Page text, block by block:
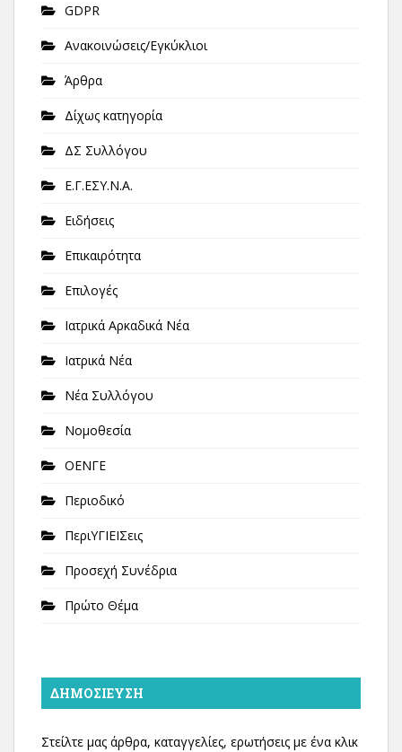
GDPR
Ανακοινώσεις/Εγκύκλιοι
Άρθρα
Δίχως κατηγορία
ΔΣ Συλλόγου
Ε.Γ.ΕΣΥ.Ν.Α.
Ειδήσεις
Επικαιρότητα
Επιλογές
Ιατρικά Αρκαδικά Νέα
Ιατρικά Νέα
Νέα Συλλόγου
Νομοθεσία
ΟΕΝΓΕ
Περιοδικό
ΠεριΥΓΙΕΙΣεις
Προσεχή Συνέδρια
Πρώτο Θέμα
ΔΗΜΟΣΊΕΥΣΗ
Στείλτε μας άρθρα, καταγγελίες, ερωτήσεις με ένα κλικ